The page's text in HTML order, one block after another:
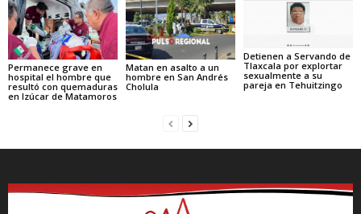
Permanece grave en
hospital el hombre que
resultó con quemaduras
en Izúcar de Matamoros
Matan en asalto a un
hombre en San Andrés
Cholula
Detienen a Servando de
Tlaxcala por explortar
sexualmente a su
pareja en Tehuitzingo